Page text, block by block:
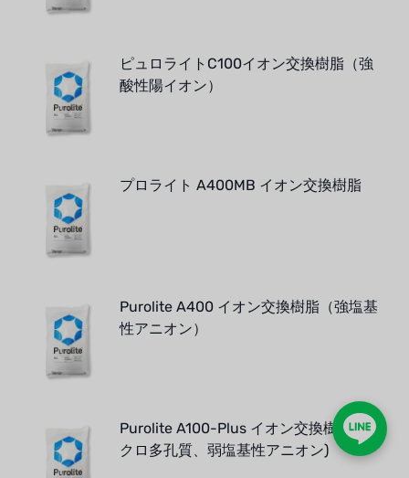
ピュロライトC100イオン交換樹脂（強
酸性陽イオン）
プロライト A400MB イオン交換樹脂
Purolite A400 イオン交換樹脂（強塩基
性アニオン）
Purolite A100-Plus イオン交換樹脂 (マ
クロ多孔質、弱塩基性アニオン)